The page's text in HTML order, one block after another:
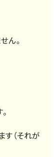
ん。
（それが